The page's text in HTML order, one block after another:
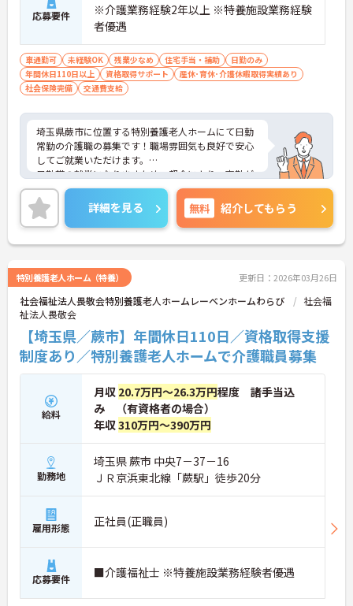
応募要件
※介護業務経験2年以上 ※特養施設業務経験
者優遇
車通勤可 未経験OK 残業少なめ 住宅手当・補助
日勤のみ
年間休日110日以上
資格取得サポート
産休･育休･介護休暇取得実績あり
社会保険完備
交通費支給
埼玉県蕨市に位置する特別養護老人ホームにて日勤
常勤の介護職の募集です！職場雰囲気も良好で安心
してご就業いただけます。
日勤帯の就業になりますため、都合により、夜勤が
難しい方にもおすすめの求人になります。また、年
間休日110日ございまして、お休み多めなので、プ
ライベートの時間もしっかり確保できます！
ご興味のある方は是非お気軽にお問い合わせくださ
い。
詳細を見る 無料 紹介してもらう
特別養護老人ホーム（特養） 更新日：2026年03月26日
社会福祉法人畏敬会特別養護老人ホームレーベンホームわらび
社会福
祉法人畏敬会
【埼玉県／蕨市】年間休日110日／資格取得支援
制度あり／特別養護老人ホームで介護職員募集
給料
月収 20.7万円～26.3万円程度 諸手当込
み （有資格者の場合）
年収310万円～390万円
勤務地
埼玉県 蕨市 中央7－37－16
ＪＲ京浜東北線「蕨駅」徒歩20分
雇用形態 正社員(正職員)
応募要件 ■介護福祉士 ※特養施設業務経験者優遇